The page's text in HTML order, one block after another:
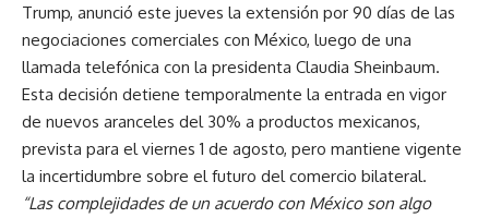
Trump, anunció este jueves la extensión por 90 días de las
negociaciones comerciales con México, luego de una
llamada telefónica con la presidenta Claudia Sheinbaum.
Esta decisión detiene temporalmente la entrada en vigor
de nuevos aranceles del 30% a productos mexicanos,
prevista para el viernes 1 de agosto, pero mantiene vigente
la incertidumbre sobre el futuro del comercio bilateral.
“Las complejidades de un acuerdo con México son algo